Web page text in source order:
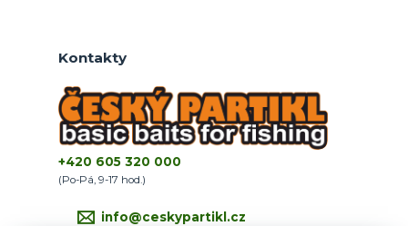
Kontakty
+420 605 320 000
(Po-Pá, 9-17 hod.)
info@ceskypartikl.cz